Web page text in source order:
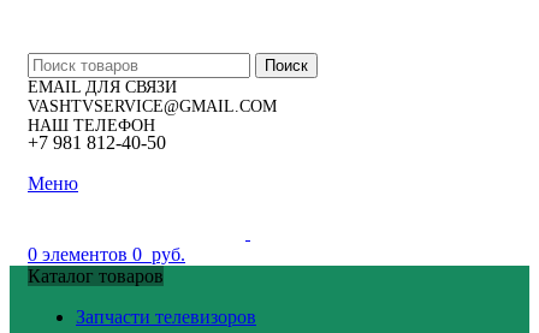
Поиск
EMAIL ДЛЯ СВЯЗИ
VASHTVSERVICE@GMAIL.COM
НАШ ТЕЛЕФОН
+7 981 812-40-50
Меню
0 элементов 0 руб.
Каталог товаров
Запчасти телевизоров